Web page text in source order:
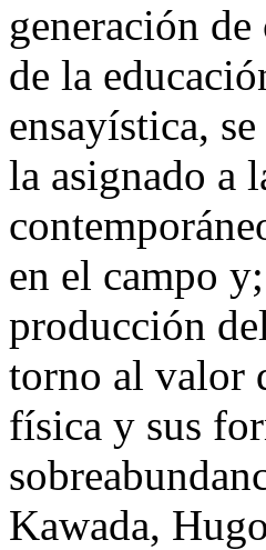
generación
de la
ensayística,
la asignado a
en el campo
producción
torno al valor
física y sus
Kawada,